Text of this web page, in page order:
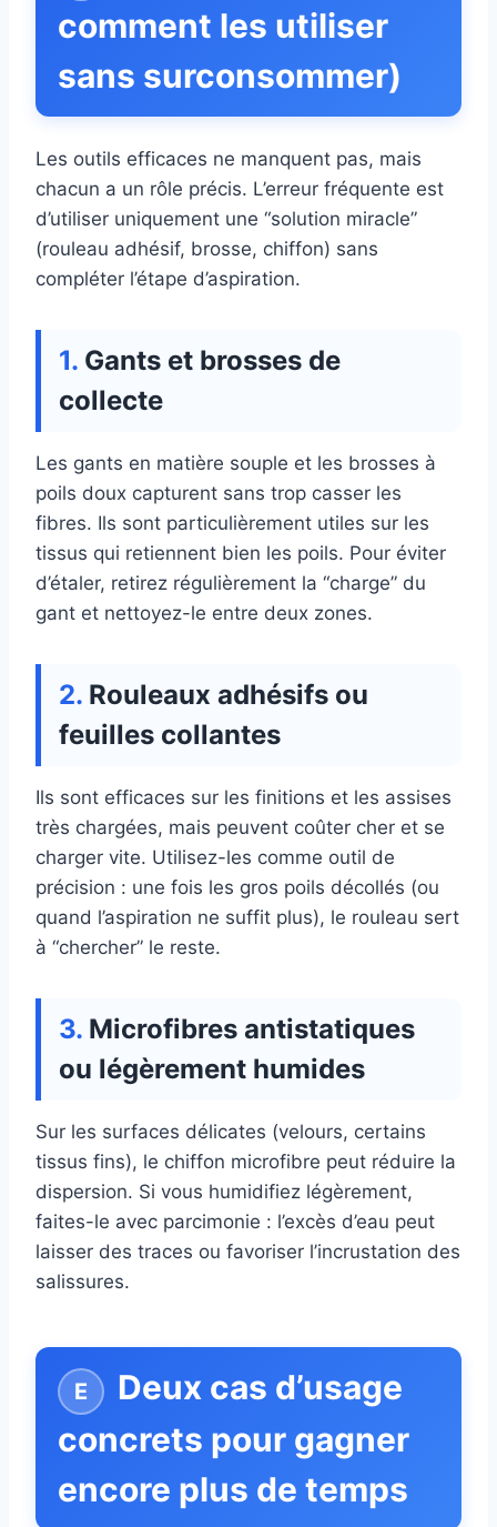
comment les utiliser
sans surconsommer)
Les outils efficaces ne manquent pas, mais
chacun a un rôle précis. L’erreur fréquente est
d’utiliser uniquement une “solution miracle”
(rouleau adhésif, brosse, chiffon) sans
compléter l’étape d’aspiration.
Gants et brosses de
collecte
Les gants en matière souple et les brosses à
poils doux capturent sans trop casser les
fibres. Ils sont particulièrement utiles sur les
tissus qui retiennent bien les poils. Pour éviter
d’étaler, retirez régulièrement la “charge” du
gant et nettoyez-le entre deux zones.
Rouleaux adhésifs ou
feuilles collantes
Ils sont efficaces sur les finitions et les assises
très chargées, mais peuvent coûter cher et se
charger vite. Utilisez-les comme outil de
précision : une fois les gros poils décollés (ou
quand l’aspiration ne suffit plus), le rouleau sert
à “chercher” le reste.
Microfibres antistatiques
ou légèrement humides
Sur les surfaces délicates (velours, certains
tissus fins), le chiffon microfibre peut réduire la
dispersion. Si vous humidifiez légèrement,
faites-le avec parcimonie : l’excès d’eau peut
laisser des traces ou favoriser l’incrustation des
salissures.
Deux cas d’usage
concrets pour gagner
encore plus de temps